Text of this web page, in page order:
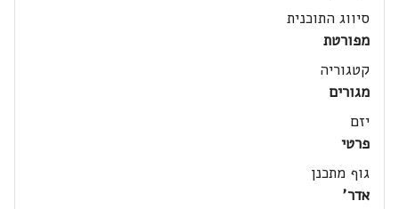
סיווג התוכנית
מפורטת
קטגוריה
מגורים
יזם
פרטי
גוף מתכנן
אדר'